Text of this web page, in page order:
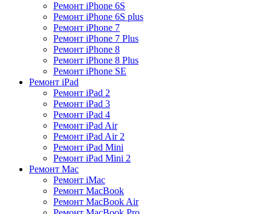
Ремонт iPhone 6S
Ремонт iPhone 6S plus
Ремонт iPhone 7
Ремонт iPhone 7 Plus
Ремонт iPhone 8
Ремонт iPhone 8 Plus
Ремонт iPhone SE
Ремонт iPad
Ремонт iPad 2
Ремонт iPad 3
Ремонт iPad 4
Ремонт iPad Air
Ремонт iPad Air 2
Ремонт iPad Mini
Ремонт iPad Mini 2
Ремонт Mac
Ремонт iMac
Ремонт MacBook
Ремонт MacBook Air